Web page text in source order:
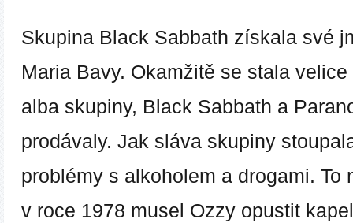
Skupina Black Sabbath získala své
Maria Bavy. Okamžitě se stala
alba skupiny, Black Sabbath a
prodávaly. Jak sláva skupiny
problémy s alkoholem a drogami. To
v roce 1978 musel Ozzy opustit